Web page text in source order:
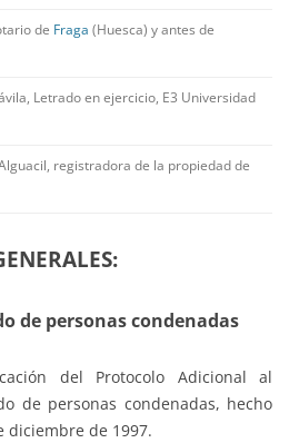
de Fraga (Huesca) y antes de
Letrado en ejercicio, E3 Universidad
registradora de la propiedad de
de personas condenadas
del Protocolo Adicional al
de personas condenadas, hecho
diciembre de 1997.